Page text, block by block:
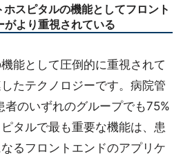
スピタルの機能としてフロント
がより重視されている
能として圧倒的に重視されて
たテクノロジーです。病院管
のいずれのグループでも75%
タルで最も重要な機能は、患
るフロントエンドのアプリケ